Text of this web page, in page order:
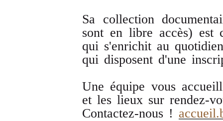
Sa collection
sont en libre accès) est
qui s'enrichit au
qui disposent d'une
Une équipe vous
et les lieux sur rendez-
Contactez-nous !